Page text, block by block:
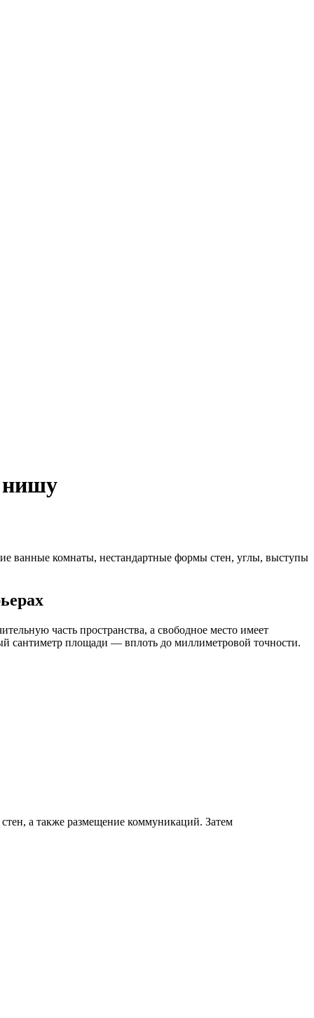
нишу
ванные комнаты, нестандартные формы стен, углы, выступы
часть пространства, а свободное место имеет
сантиметр площади — вплоть до миллиметровой точности.
а также размещение коммуникаций. Затем